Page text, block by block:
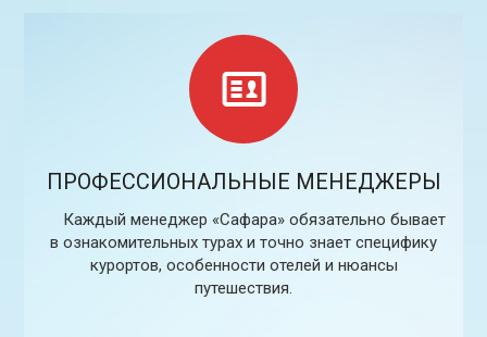
ПРОФЕССИОНАЛЬНЫЕ МЕНЕДЖЕРЫ
Каждый менеджер «Сафара» обязательно бывает
в ознакомительных турах и точно знает специфику
курортов, особенности отелей и нюансы
путешествия.